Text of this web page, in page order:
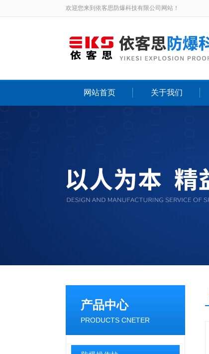
欢迎您来到依客思防爆科技有限公司网站！
网站首页 关于我们
产品中心
PRODUCTS CNETER